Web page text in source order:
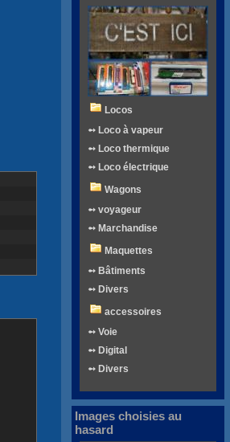
Locos
➻ Loco à vapeur
➻ Loco thermique
➻ Loco électrique
Wagons
➻ voyageur
➻ Marchandise
Maquettes
➻ Bâtiments
➻ Divers
accessoires
➻ Voie
➻ Digital
➻ Divers
Images choisies au
hasard